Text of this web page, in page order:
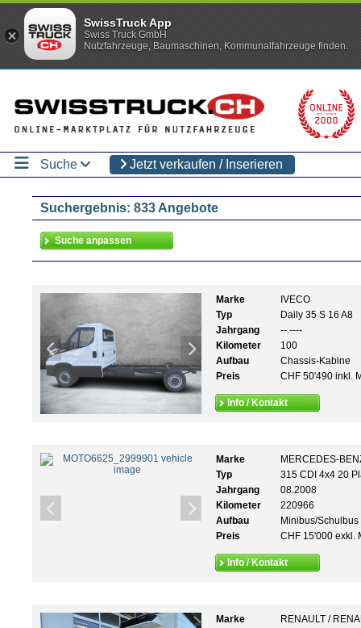
Suche Jetzt verkaufen / Inserieren
Suchergebnis: 833 Angebote
Marke
IVECO
Typ
Daily 35 S 16 A8
Jahrgang
--.----
Kilometer
100
Aufbau
Chassis-Kabine
Preis
CHF 50'490 inkl.
Info / Kontakt
Marke
MERCEDES-
Typ
315 CDI 4x4 20
Jahrgang
08.2008
Kilometer
220966
Aufbau
Minibus/Schulbus
Preis
CHF 15'000 exkl.
Info / Kontakt
Marke
RENAULT /
SwissTruck App
Swiss Truck GmbH
Nutzfahrzeuge, Baumaschinen, Kommunalfahrzeuge finden.